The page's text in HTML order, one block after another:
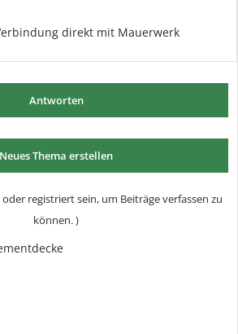
direkt mit Mauerwerk
Antworten
Neues Thema erstellen
registriert sein, um Beiträge verfassen zu
können. )